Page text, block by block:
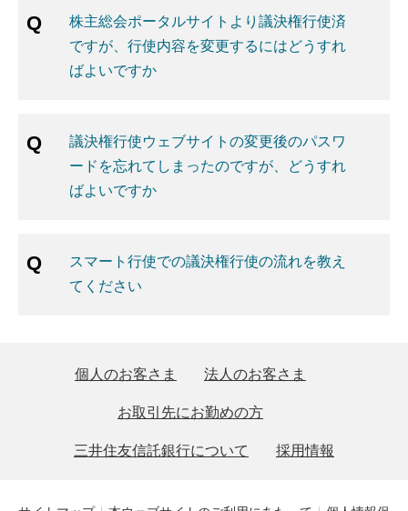
株主総会ポータルサイトより議決権行使済
ですが、行使内容を変更するにはどうすれ
ばよいですか
議決権行使ウェブサイトの変更後のパスワ
ードを忘れてしまったのですが、どうすれ
ばよいですか
スマート行使での議決権行使の流れを教え
てください
個人のお客さま
法人のお客さま
お取引先にお勤めの方
三井住友信託銀行について
採用情報